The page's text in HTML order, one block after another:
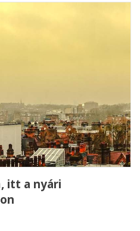
itt a nyári